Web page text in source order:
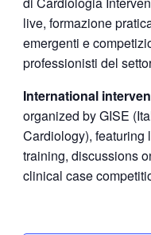
live, formazione
emergenti e
professionisti del
International
organized by GISE
Cardiology), featuring
training, discussions
clinical case